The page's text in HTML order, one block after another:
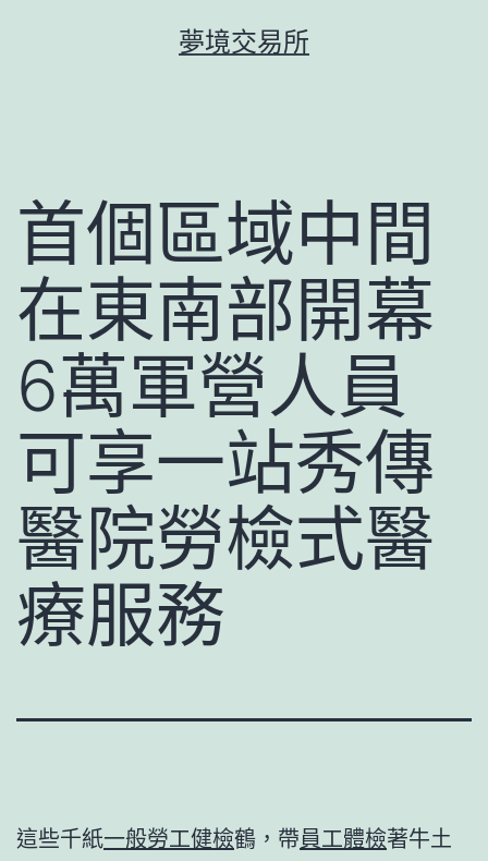
容
夢境交易所
首個區域中間
在東南部開幕
6萬軍營人員
可享一站秀傳
醫院勞檢式醫
療服務
這些千紙一般勞工健檢鶴，帶員工體檢著牛土